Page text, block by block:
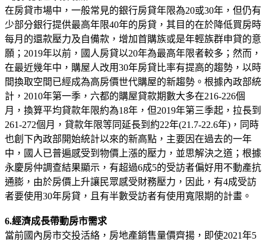
在房貸市場中，一般常見的銀行房貸年限為20或30年，但仍有
少部分銀行提供最高年限40年的房貸，其目的在於降低買房時
每月的還款壓力及自備款，增加首購族或是年輕族群申貸的意
願；2019年以前，國人房貸以20年為最高年限者較多；然而，
在最近幾年中，購屋人改用30年房貸比率有提高的趨勢，以時
間換取空間已經成為高房價世代購屋的新趨勢。根據內政部統
計，2010年第一季，六都的購屋貸款期數大多在216-226個
月，換算平均貸款年限約為18年，但2019年第三季起，拉長到
261-272個月，貸款年限等同延長到約22年(21.7-22.6年)，同時
也創下內政部開始統計以來的新高點，主要因在過去的一年
中，國人已普遍感受到物價上漲的壓力，並思解決之道；根據
永慶房仲調查結果顯示，有超過6成5的受訪者偏好用不動產抗
通膨，由於房價上升讓民眾感受財務壓力，因此，有4成受訪
者要使用30年房貸，且有半數受訪者有使用寬限期的計畫。
6.經濟成長帶動房市需求
當前國內房市交投活絡，房地產銷售量價齊揚，即使2021年5